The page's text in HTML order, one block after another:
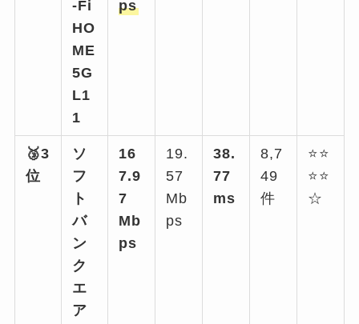
-Fi
HO
ME
5G
L1
1
ps
🥉3
位
ソ
フ
ト
バ
ン
ク
エ
ア
16
7.9
7
Mb
ps
19.
57
Mb
ps
38.
77
ms
8,7
49
件
⭐⭐
⭐⭐
☆